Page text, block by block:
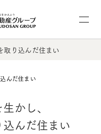
取り込んだ住まい
んだ住まい
かし、
んだ住まい